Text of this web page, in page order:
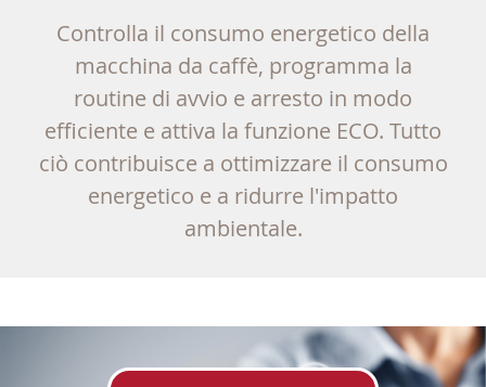
Controlla il consumo energetico della
macchina da caffè, programma la
routine di avvio e arresto in modo
efficiente e attiva la funzione ECO. Tutto
ciò contribuisce a ottimizzare il consumo
energetico e a ridurre l'impatto
ambientale.